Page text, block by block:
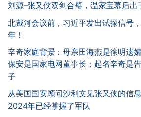
刘源–张又侠双剑合璧，温家宝幕后出
北戴河会议前，习近平发出试探信号
年！
辛奇家庭背景：母亲田海燕是徐明遗
保安是国家电网董事长；起名辛奇是
子
从美国国安顾问沙利文见张又侠的信
2024年已经掌握了军队